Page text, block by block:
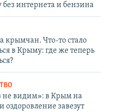
интернета и бензина
крымчан. Что-то стало
в Крыму: где же теперь
не видим»: в Крым на
оздоровление завезут